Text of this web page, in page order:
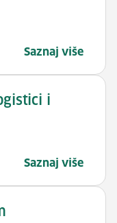
Saznaj više
i
Saznaj više